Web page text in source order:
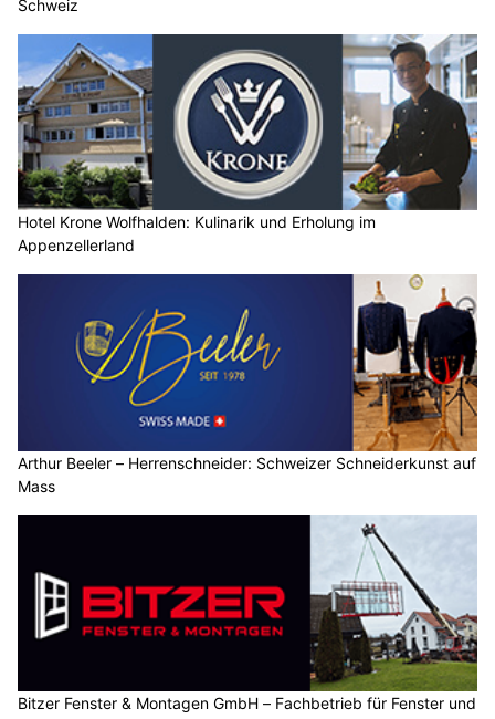
Schweiz
Hotel Krone Wolfhalden: Kulinarik und Erholung im
Appenzellerland
Arthur Beeler – Herrenschneider: Schweizer Schneiderkunst auf
Mass
Bitzer Fenster & Montagen GmbH – Fachbetrieb für Fenster und